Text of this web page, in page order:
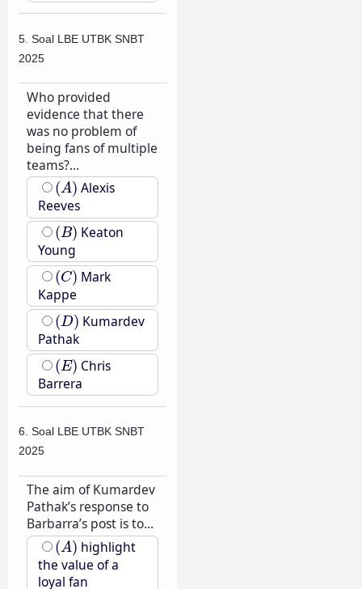
5. Soal LBE UTBK SNBT
2025
Who provided
evidence that there
was no problem of
being fans of multiple
teams?...
(A)
(A) Alexis
Reeves
(B)
(B) Keaton
Young
(C)
(C) Mark
Kappe
(D)
(D) Kumardev
Pathak
(E)
(E) Chris
Barrera
6. Soal LBE UTBK SNBT
2025
The aim of Kumardev
Pathak’s response to
Barbarra’s post is to...
(A)
(A) highlight
the value of a
loyal fan